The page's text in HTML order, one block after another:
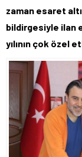
42,6961
zaman esaret
bildirgesiyle ilan
yılının çok özel